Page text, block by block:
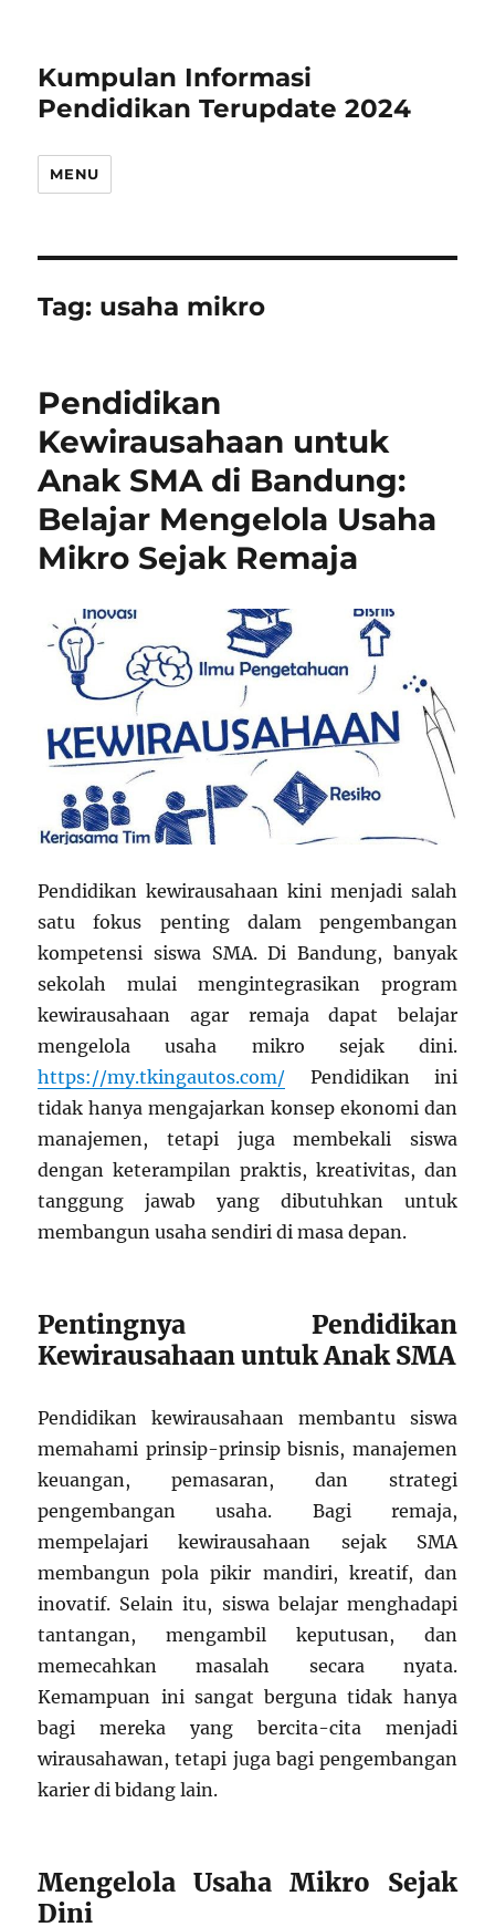
Kumpulan Informasi
Pendidikan Terupdate 2024
MENU
Tag: usaha mikro
Pendidikan
Kewirausahaan untuk
Anak SMA di Bandung:
Belajar Mengelola Usaha
Mikro Sejak Remaja
Pendidikan kewirausahaan kini menjadi salah
satu fokus penting dalam pengembangan
kompetensi siswa SMA. Di Bandung, banyak
sekolah mulai mengintegrasikan program
kewirausahaan agar remaja dapat belajar
mengelola usaha mikro sejak dini.
https://my.tkingautos.com/ Pendidikan ini
tidak hanya mengajarkan konsep ekonomi dan
manajemen, tetapi juga membekali siswa
dengan keterampilan praktis, kreativitas, dan
tanggung jawab yang dibutuhkan untuk
membangun usaha sendiri di masa depan.
Pentingnya Pendidikan
Kewirausahaan untuk Anak SMA
Pendidikan kewirausahaan membantu siswa
memahami prinsip-prinsip bisnis, manajemen
keuangan, pemasaran, dan strategi
pengembangan usaha. Bagi remaja,
mempelajari kewirausahaan sejak SMA
membangun pola pikir mandiri, kreatif, dan
inovatif. Selain itu, siswa belajar menghadapi
tantangan, mengambil keputusan, dan
memecahkan masalah secara nyata.
Kemampuan ini sangat berguna tidak hanya
bagi mereka yang bercita-cita menjadi
wirausahawan, tetapi juga bagi pengembangan
karier di bidang lain.
Mengelola Usaha Mikro Sejak
Dini